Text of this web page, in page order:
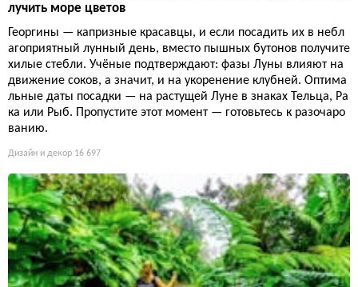
лучить море цветов
Георгины — капризные красавцы, и если посадить их в небл
агоприятный лунный день, вместо пышных бутонов получите
хилые стебли. Учёные подтверждают: фазы Луны влияют на
движение соков, а значит, и на укоренение клубней. Оптима
льные даты посадки — на растущей Луне в знаках Тельца, Ра
ка или Рыб. Пропустите этот момент — готовьтесь к разочаро
ванию.
Дизайн и декор 16 697